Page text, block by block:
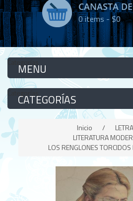
CANASTA
0items -$0
Categorías
Categorías
Inicio /
LITERATURA
LOS RENGLONES